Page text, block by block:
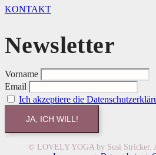
KONTAKT
Newsletter
Vorname
Email
Ich akzeptiere die
© LOVELY YOGA by Susi Stricker.